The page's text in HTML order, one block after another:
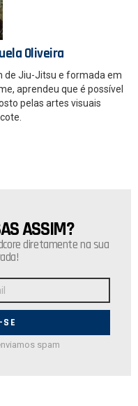
Oliveira
de Jiu-Jitsu e formada em
aprendeu que é possível
pelas artes visuais
ASSIM?
diretamente na sua
spam